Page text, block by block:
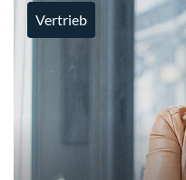
MEHR
Vertrieb